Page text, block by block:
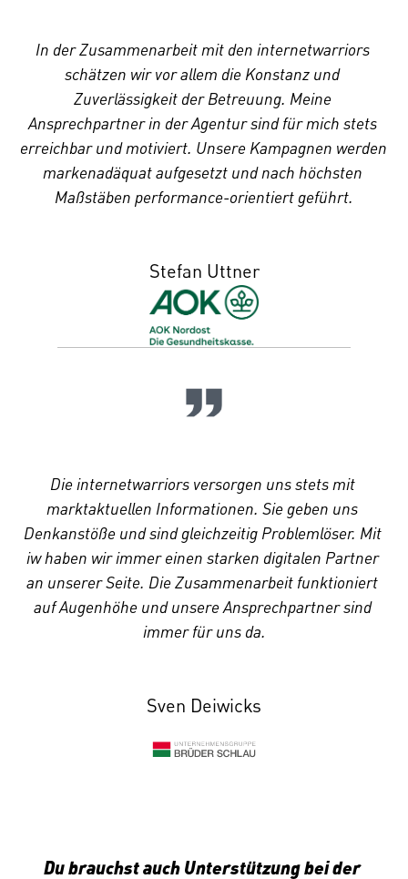
In der Zusammenarbeit mit den internetwarriors
schätzen wir vor allem die Konstanz und
Zuverlässigkeit der Betreuung. Meine
Ansprechpartner in der Agentur sind für mich stets
erreichbar und motiviert. Unsere Kampagnen werden
markenadäquat aufgesetzt und nach höchsten
Maßstäben performance-orientiert geführt.
Stefan Uttner
Die internetwarriors versorgen uns stets mit
marktaktuellen Informationen. Sie geben uns
Denkanstöße und sind gleichzeitig Problemlöser. Mit
iw haben wir immer einen starken digitalen Partner
an unserer Seite. Die Zusammenarbeit funktioniert
auf Augenhöhe und unsere Ansprechpartner sind
immer für uns da.
Sven Deiwicks
Du brauchst auch Unterstützung bei der